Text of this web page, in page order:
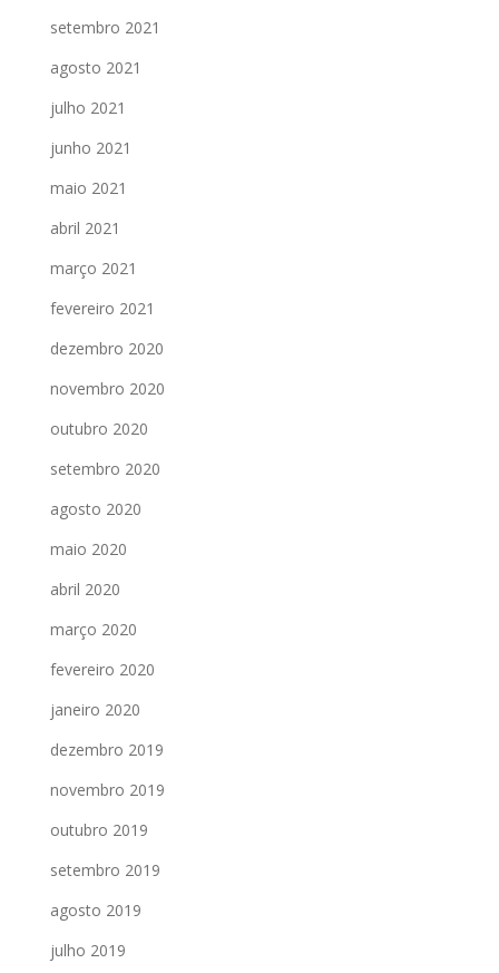
setembro 2021
agosto 2021
julho 2021
junho 2021
maio 2021
abril 2021
março 2021
fevereiro 2021
dezembro 2020
novembro 2020
outubro 2020
setembro 2020
agosto 2020
maio 2020
abril 2020
março 2020
fevereiro 2020
janeiro 2020
dezembro 2019
novembro 2019
outubro 2019
setembro 2019
agosto 2019
julho 2019